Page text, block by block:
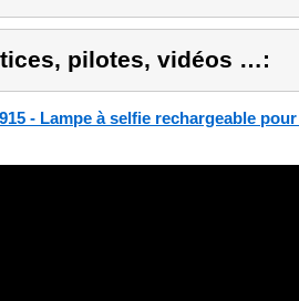
pilotes, vidéos …:
- Lampe à selfie rechargeable